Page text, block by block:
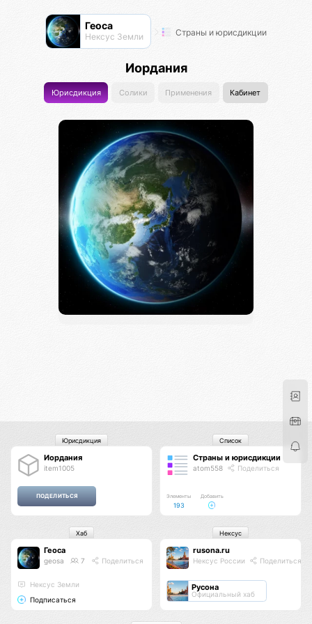
Геоса
Нексус Земли Страны и юрисдикции
Иордания
Юрисдикция Солики Применения Кабинет
Иордания
item1005
Юрисдикция
Страны и юрисдикции
atom558 Поделиться
Элементы
193
Добавить
Список
Геоса
geosa 7 Поделиться
Нексус Земли
Подписаться
Хаб
rusona.ru
Нексус России Поделиться
Русона
Официальный хаб
Нексус